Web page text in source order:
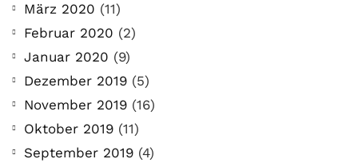
März 2020 (11)
Februar 2020 (2)
Januar 2020 (9)
Dezember 2019 (5)
November 2019 (16)
Oktober 2019 (11)
September 2019 (4)